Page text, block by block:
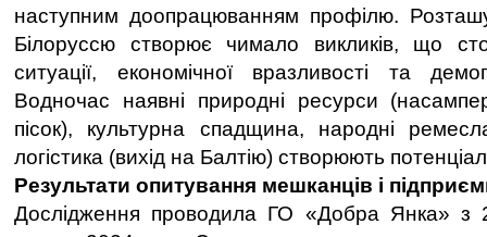
наступним доопрацюванням профілю.
Білоруссю створює чимало викликів, що
ситуації, економічної вразливості та
Водночас наявні природні ресурси
пісок), культурна спадщина, народні
логістика (вихід на Балтію) створюють
Результати опитування мешканців і
Дослідження проводила ГО «Добра Янка» з